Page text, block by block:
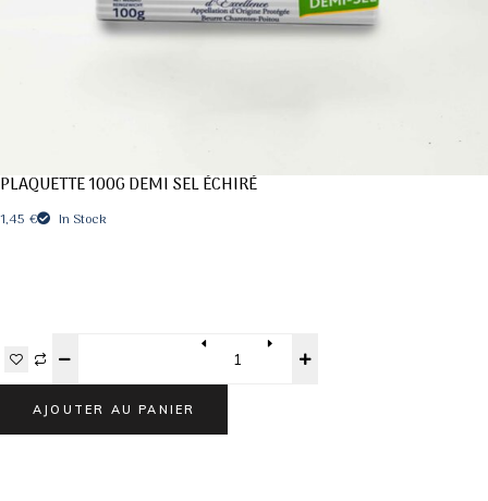
PLAQUETTE 100G DEMI SEL ÉCHIRÉ
1,45 € In Stock
AJOUTER AU PANIER